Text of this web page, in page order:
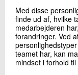
Med disse
finde ud af, hvilke
medarbejderen
forandringer. Ved
teamet har, kan
mindset i forhold